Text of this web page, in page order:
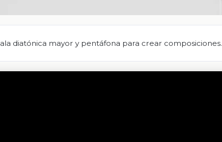
diatónica mayor y pentáfona para crear composiciones.